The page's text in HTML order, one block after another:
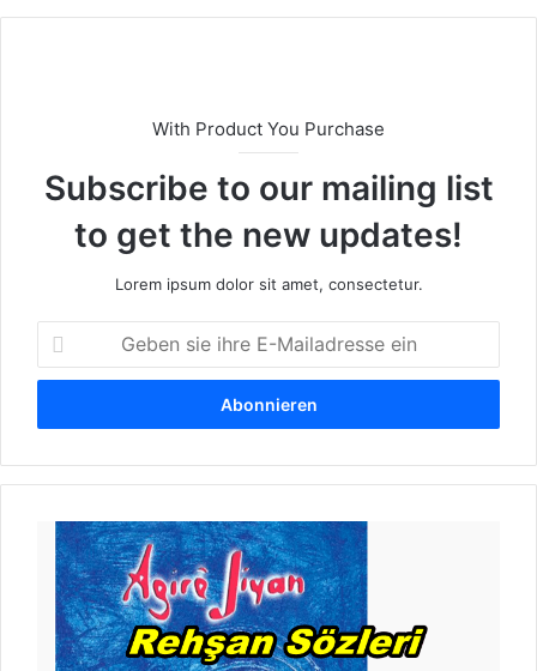
With Product You Purchase
Subscribe to our mailing list
to get the new updates!
Lorem ipsum dolor sit amet, consectetur.
b
n
i